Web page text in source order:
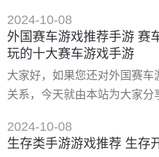
望可以解决大家的问题，下面
游rpg排行榜,有哪些比较推荐
之夜》、《战斗之心：传承》
2024-10-08
外国赛车游戏推荐手游 赛
玩的十大赛车游戏手游
大家好，如果您还对外国赛
关系，今天就由本站为大家
游的问题都会给大家分析到，
面我们就开始吧！ 一、赛车
2024-10-08
生存类手游游戏推荐 生存